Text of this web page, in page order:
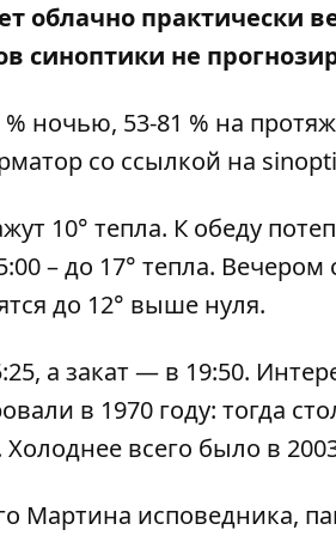
облачно практически
синоптики не
% ночью, 53-81 % на
со ссылкой на
10° тепла. К обеду
– до 17° тепла. Вечером
до 12° выше нуля.
а закат — в 19:50.
в 1970 году: тогда
всего было в
Мартина исповедника,